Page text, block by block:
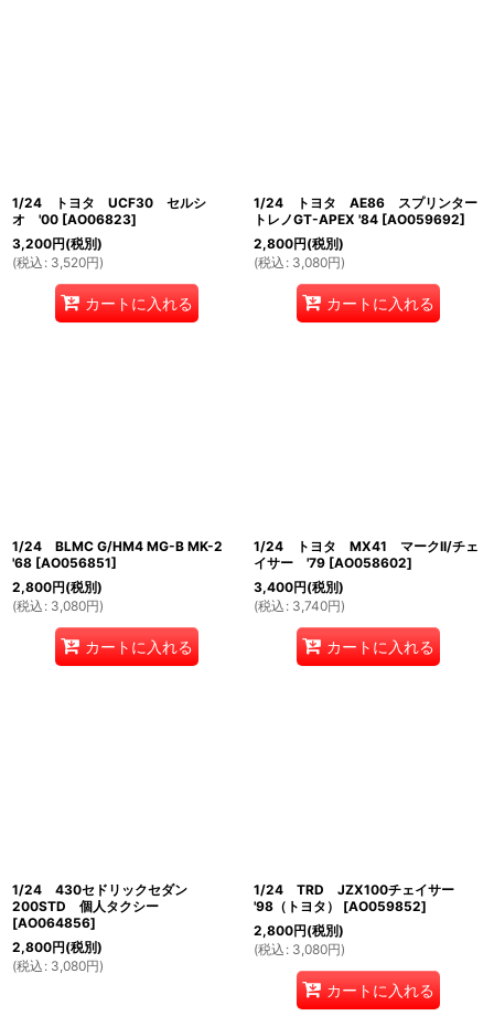
1/24 トヨタ UCF30 セルシ
オ '00 [AO06823]
3,200円(税別)
(税込 : 3,520円)
カートに入れる
1/24 トヨタ AE86 スプリンター
トレノGT-APEX '84 [AO059692]
2,800円(税別)
(税込 : 3,080円)
カートに入れる
1/24 BLMC G/HM4 MG-B MK-2
'68 [AO056851]
2,800円(税別)
(税込 : 3,080円)
カートに入れる
1/24 トヨタ MX41 マークII/チェ
イサー '79 [AO058602]
3,400円(税別)
(税込 : 3,740円)
カートに入れる
1/24 430セドリックセダン
200STD 個人タクシー
[AO064856]
2,800円(税別)
(税込 : 3,080円)
1/24 TRD JZX100チェイサー
'98（トヨタ）
[AO059852]
2,800円(税別)
(税込 : 3,080円)
カートに入れる